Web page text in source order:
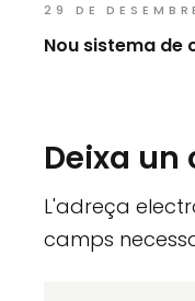
29 DE
Nou sistema
Deixa
L'adreça
camps